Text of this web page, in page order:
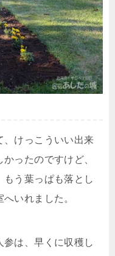
、けっこういい出来
ったのですけど、
う葉っぱも落とし
いれました。
は、早くに収穫し